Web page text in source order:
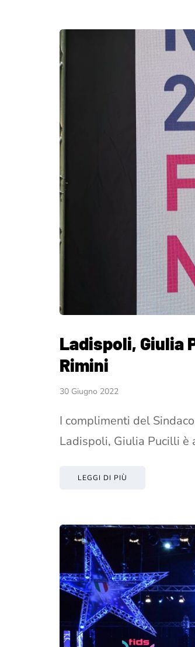
Ladispoli, Giulia
Rimini
30 Giugno 2022
I complimenti del
Ladispoli, Giulia Pucilli
LEGGI DI PIÙ